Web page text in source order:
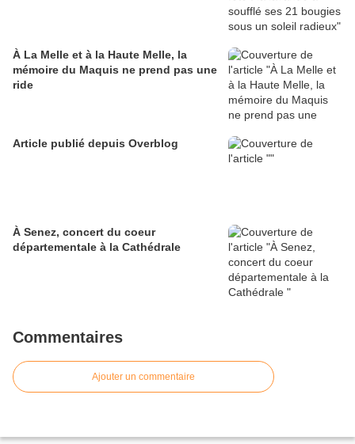
À La Melle et à la Haute Melle, la
mémoire du Maquis ne prend pas une
ride
Article publié depuis Overblog
À Senez, concert du coeur
départementale à la Cathédrale
Commentaires
Ajouter un commentaire